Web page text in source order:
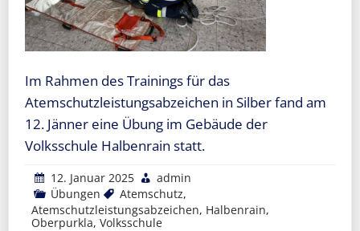
Im Rahmen des Trainings für das
Atemschutzleistungsabzeichen in Silber fand am
12. Jänner eine Übung im Gebäude der
Volksschule Halbenrain statt.
12. Januar 2025
admin
Übungen
Atemschutz,
Atemschutzleistungsabzeichen, Halbenrain,
Oberpurkla, Volksschule